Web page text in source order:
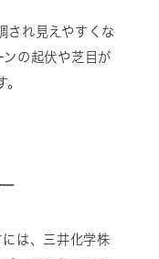
され見えやすくな
ンの起伏や芝目が
は、三井化学株